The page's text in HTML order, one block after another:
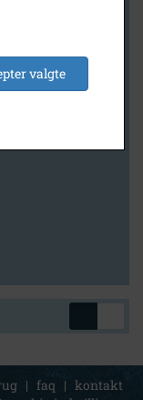
| faq | kontakt
valgte